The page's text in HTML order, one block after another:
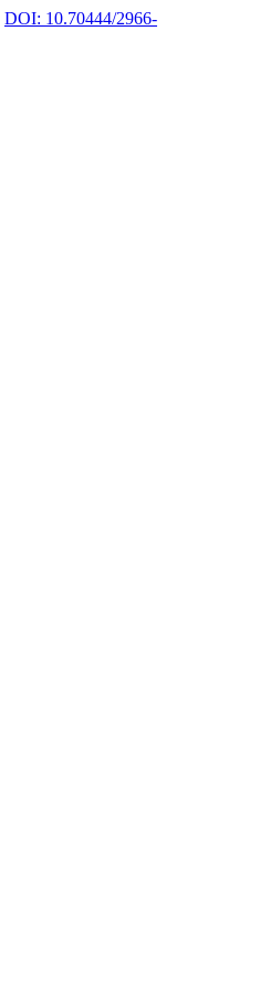
DOI: 10.70444/2966-